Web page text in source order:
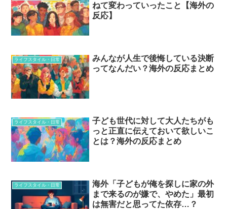
ねて変わっていったこと【海外の
反応】
ライフスタイル・日常
みんなが人生で後悔している決断
ってなんだい？海外の反応まとめ
ライフスタイル・日常
子ども世代に対して大人たちがも
っと正直に伝えておいて欲しいこ
とは？海外の反応まとめ
ライフスタイル・日常
海外「子どもが俺を探しに家の外
まで来るのが嫌で、やめた」最初
は無害だと思ってた依存…？